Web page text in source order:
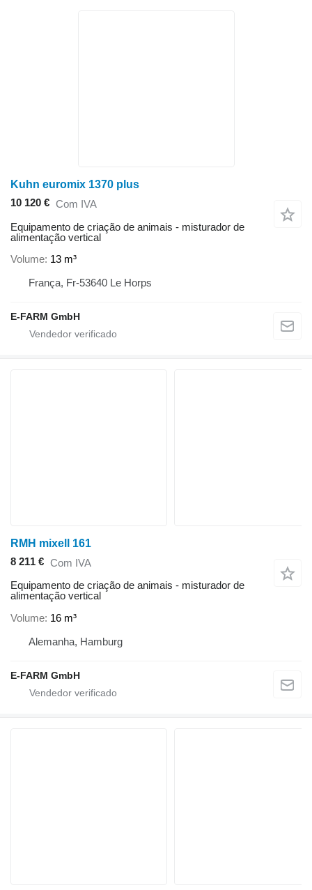
Kuhn euromix 1370 plus
10 120 € Com IVA
Equipamento de criação de animais - misturador de
alimentação vertical
Volume 13 m³
França, Fr-53640 Le Horps
E-FARM GmbH
RMH mixell 161
8 211 € Com IVA
Equipamento de criação de animais - misturador de
alimentação vertical
Volume 16 m³
Alemanha, Hamburg
E-FARM GmbH